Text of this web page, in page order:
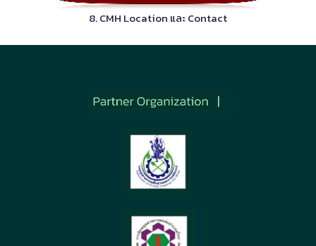
8. CMH Location และ Contact